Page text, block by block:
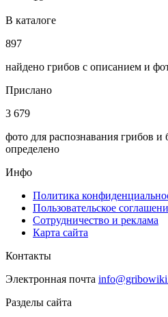
В каталоге
897
найдено грибов с описанием и
Прислано
3 679
фото для распознавания грибов
определено
Инфо
Политика
Пользовательское
Сотрудничество и реклама
Карта сайта
Контакты
Электронная почта
Разделы сайта